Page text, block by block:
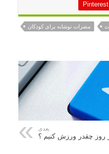
Pinterest
مضرات نوشابه برای کودکان
بعدی
روز چقدر ورزش کنیم ؟